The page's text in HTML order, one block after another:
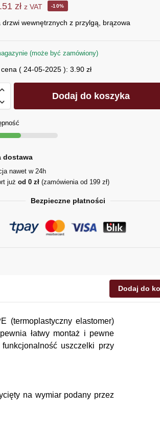
zł z VAT -10%
drzwi wewnętrznych z przylgą, brązowa
(może być zamówiony)
( 24-05-2025 ):3.90zł
Dodaj do koszyka
dostawa
nawet w 24h
jużod 0 zł (zamówienia od 199 zł)
Bezpieczne płatności
Dodaj do
(termoplastyczny elastomer)
łatwy montaż i pewne
uszczelki przy
na wymiar podany przez